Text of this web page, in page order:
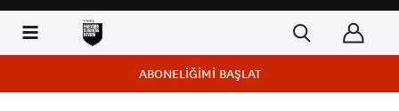
ABONELİĞİMİ BAŞLAT